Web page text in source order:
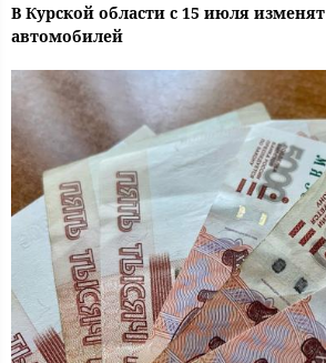
В Курской области с 15 июля
автомобилей